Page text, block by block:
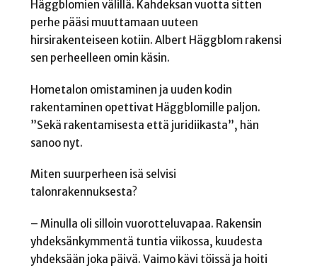
Häggblomien välillä. Kahdeksan vuotta sitten
perhe pääsi muuttamaan uuteen
hirsirakenteiseen kotiin. Albert Häggblom rakensi
sen perheelleen omin käsin.
Hometalon omistaminen ja uuden kodin
rakentaminen opettivat Häggblomille paljon.
”Sekä rakentamisesta että juridiikasta”, hän
sanoo nyt.
Miten suurperheen isä selvisi
talonrakennuksesta?
– Minulla oli silloin vuorotteluvapaa. Rakensin
yhdeksänkymmentä tuntia viikossa, kuudesta
yhdeksään joka päivä. Vaimo kävi töissä ja hoiti